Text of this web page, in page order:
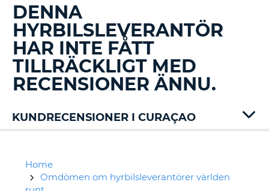
DENNA
HYRBILSLEVERANTÖR
HAR INTE FÅTT
TILLRÄCKLIGT MED
RECENSIONER ÄNNU.
KUNDRECENSIONER I CURAÇAO
BoricHome
Omdömen om hyrbilsleverantörer världen